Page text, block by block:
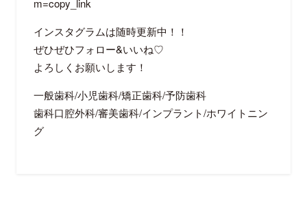
m=copy_link
インスタグラムは随時更新中！！
ぜひぜひフォロー&いいね♡
よろしくお願いします！
一般歯科/小児歯科/矯正歯科/予防歯科
歯科口腔外科/審美歯科/インプラント/ホワイトニン
グ